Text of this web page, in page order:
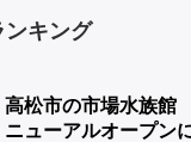
ンキング
高松市の市場水族館
ニューアルオープン